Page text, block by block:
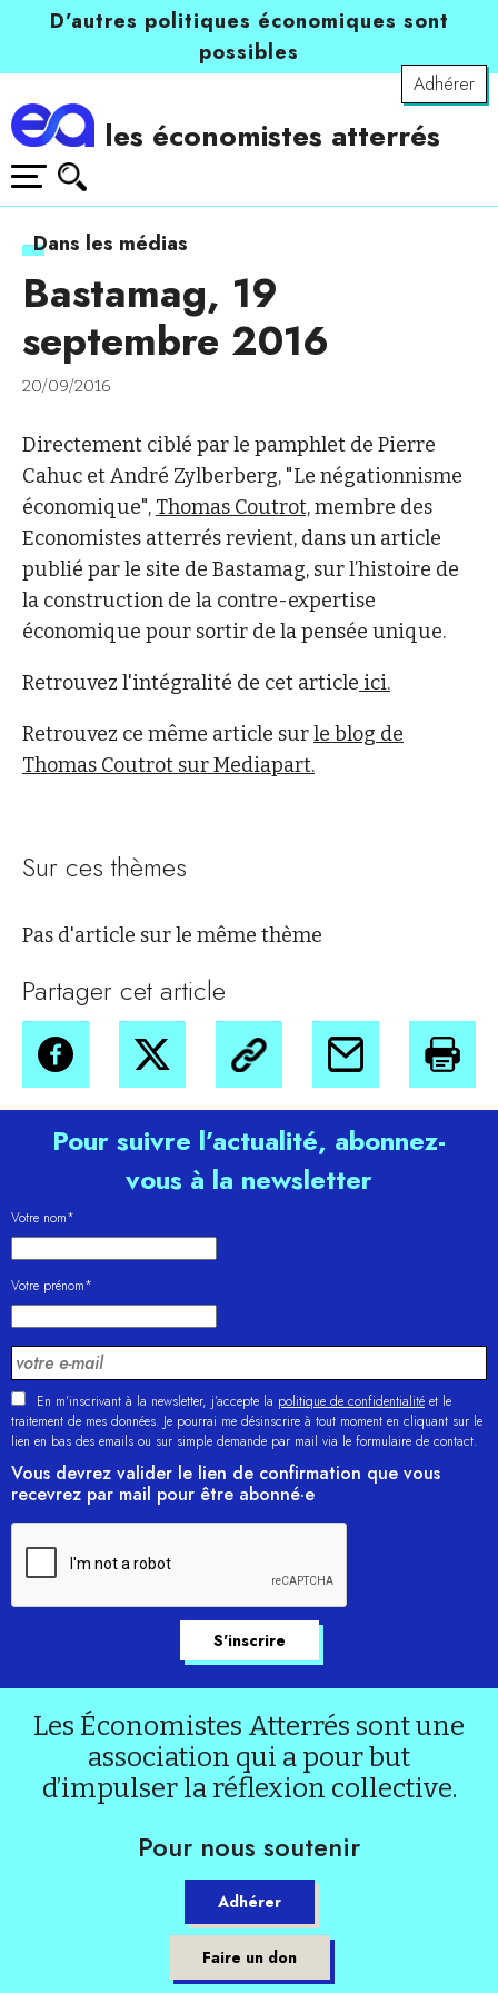
D’autres politiques économiques sont
possibles
Adhérer
les économistes atterrés
Dans les médias
Bastamag, 19
septembre 2016
20/09/2016
Directement ciblé par le pamphlet de Pierre
Cahuc et André Zylberberg, "Le négationnisme
économique", Thomas Coutrot,membre des
Economistes atterrés revient, dans un article
publié par le site de Bastamag, sur l’histoire de
la construction de la contre-expertise
économique pour sortir de la pensée unique.
Retrouvez l'intégralité de cet article ici.
Retrouvez ce même article surle blog de
Thomas Coutrot sur Mediapart.
Sur ces thèmes
Pas d'article sur le même thème
Partager cet article
Pour suivre l’actualité, abonnez-
vous à la newsletter
Votre nom*
Votre prénom*
En m'inscrivant à la newsletter, j’accepte la politique de confidentialité et le
traitement de mes données. Je pourrai me désinscrire à tout moment en cliquant sur le
lien en bas des emails ou sur simple demande par mail via le formulaire de contact.
Vous devrez valider le lien de confirmation que vous
recevrez par mail pour être abonné·e
Les Économistes Atterrés sont une
association qui a pour but
d’impulser la réflexion collective.
Pour nous soutenir
Adhérer
Faire un don